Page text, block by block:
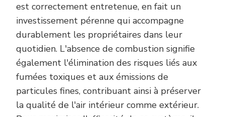
est correctement entretenue, en fait un
investissement pérenne qui accompagne
durablement les propriétaires dans leur
quotidien. L'absence de combustion signifie
également l'élimination des risques liés aux
fumées toxiques et aux émissions de
particules fines, contribuant ainsi à préserver
la qualité de l'air intérieur comme extérieur.